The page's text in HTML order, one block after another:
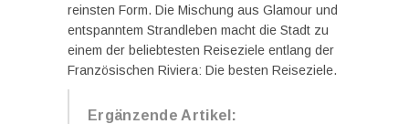
reinsten Form. Die Mischung aus Glamour und
entspanntem Strandleben macht die Stadt zu
einem der beliebtesten Reiseziele entlang der
Französischen Riviera: Die besten Reiseziele.
Ergänzende Artikel: